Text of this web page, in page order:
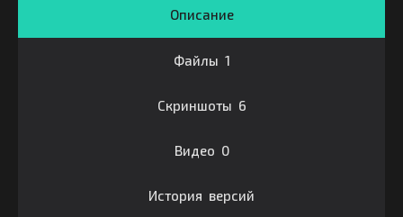
Описание
Файлы 1
Скриншоты 6
Видео 0
История версий